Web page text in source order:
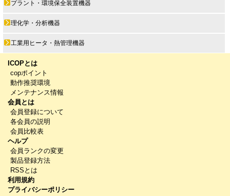
プラント・環境保全装置機器
理化学・分析機器
工業用ヒータ・熱管理機器
ICOPとは
copポイント
動作推奨環境
メンテナンス情報
会員とは
会員登録について
各会員の説明
会員比較表
ヘルプ
会員ランクの変更
製品登録方法
RSSとは
利用規約
プライバシーポリシー